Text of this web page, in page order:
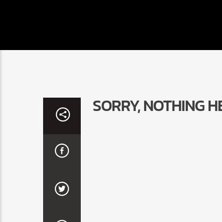
SORRY, NOTHING